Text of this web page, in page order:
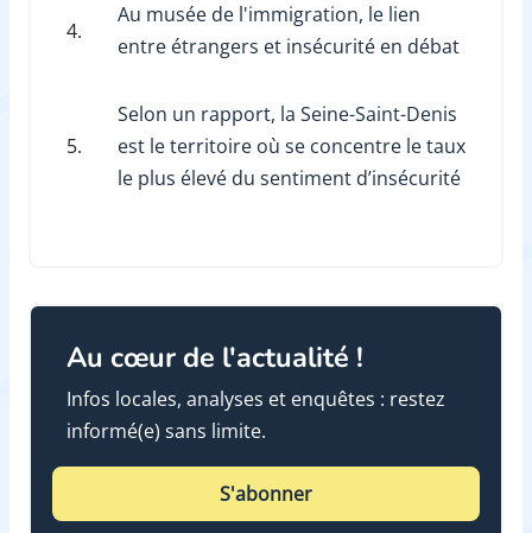
4.
Au musée de l'immigration, le lien
entre étrangers et insécurité en débat
5.
Selon un rapport, la Seine-Saint-Denis
est le territoire où se concentre le taux
le plus élevé du sentiment d’insécurité
Au cœur de l'actualité !
Infos locales, analyses et enquêtes : restez
informé(e) sans limite.
S'abonner